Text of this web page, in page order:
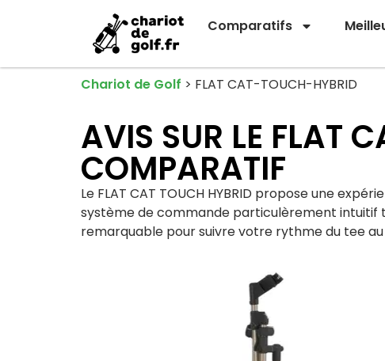
Comparatifs
Chariot de Golf > FLAT CAT-TOUCH-HYBRID
AVIS SUR LE FLAT
COMPARATIF
Le FLAT CAT TOUCH HYBRID propose une
système de commande particulèrement intuitif
remarquable pour suivre votre rythme du tee